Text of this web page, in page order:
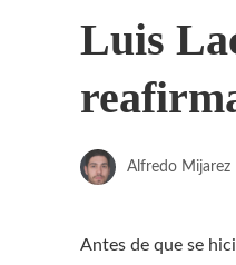
Luis
Alfredo Mijarez
Antes de que se